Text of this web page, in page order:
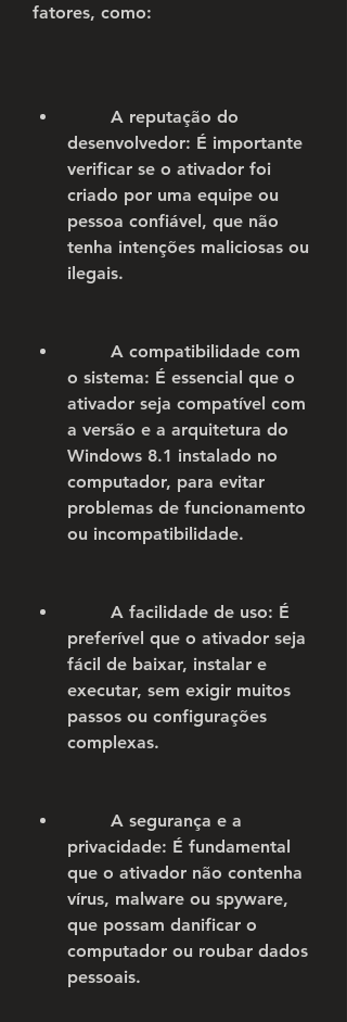
fatores, como:
desenvolvedor: É importante
verificar se o ativador foi
criado por uma equipe ou
pessoa confiável, que não
tenha intenções maliciosas ou
ilegais.
o sistema: É essencial que o
ativador seja compatível com
a versão e a arquitetura do
Windows 8.1 instalado no
computador, para evitar
problemas de funcionamento
ou incompatibilidade.
preferível que o ativador seja
fácil de baixar, instalar e
executar, sem exigir muitos
passos ou configurações
complexas.
privacidade: É fundamental
que o ativador não contenha
vírus, malware ou spyware,
que possam danificar o
computador ou roubar dados
pessoais.